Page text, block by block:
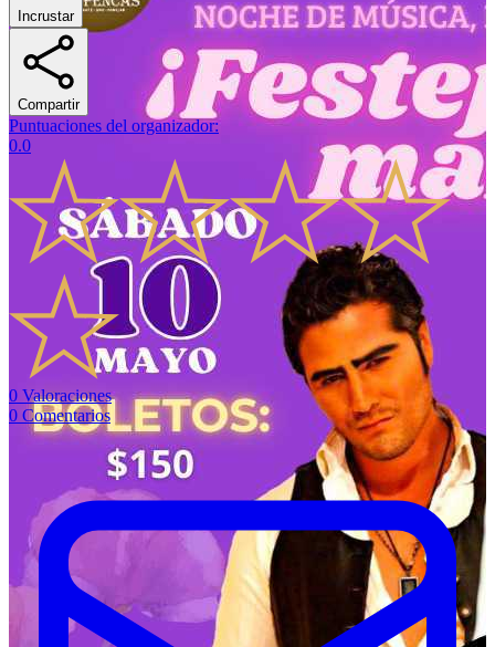
Incrustar
Compartir
Puntuaciones del organizador:
0.0
0 Valoraciones
0 Comentarios